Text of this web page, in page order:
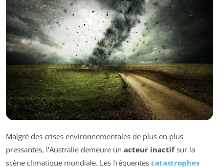
Malgré des crises environnementales de plus en plus
pressantes, l’Australie demeure un acteur inactifsur la
scène climatique mondiale. Les fréquentes catastrophes